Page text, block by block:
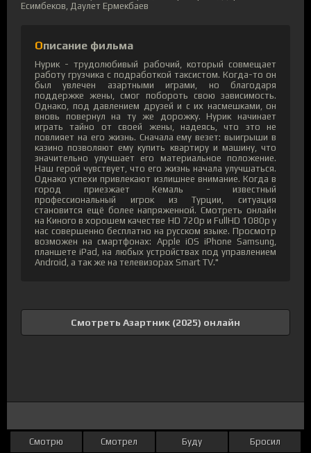
Есимбеков, Даулет Ермекбаев
Описание фильма
Нурик - трудолюбивый рабочий, который совмещает
работу грузчика с подработкой таксистом. Когда-то он
был увлечен азартными играми, но благодаря
поддержке жены, смог побороть свою зависимость.
Однако, под давлением друзей и с их насмешками, он
вновь повернул на ту же дорожку. Нурик начинает
играть тайно от своей жены, надеясь, что это не
повлияет на его жизнь. Сначала ему везет: выигрыши в
казино позволяют ему купить квартиру и машину, что
значительно улучшает его материальное положение.
Наш герой чувствует, что его жизнь начала улучшаться.
Однако успехи привлекают излишнее внимание. Когда в
город приезжает Кемаль - известный
профессиональный игрок из Турции, ситуация
становится ещё более напряженной. Смотреть онлайн
на Киного в хорошем качестве HD 720p и FullHD 1080p у
нас совершенно бесплатно на русском языке. Просмотр
возможен на смартфонах: Apple iOS iPhone Samsung,
планшете iPad, на любых устройствах под управлением
Android, а так же на телевизорах Smart TV."
Смотреть Азартник (2025) онлайн
Смотрю Смотрел Буду Бросил